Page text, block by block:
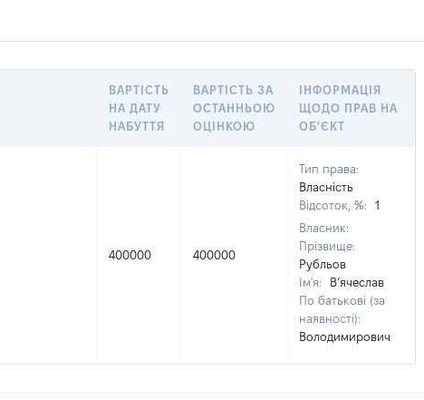
ВАРТІСТЬ
НА ДАТУ
НАБУТТЯ
ВАРТІСТЬ ЗА
ОСТАННЬОЮ
ОЦІНКОЮ
ІНФОРМАЦІЯ
ЩОДО ПРАВ НА
ОБ'ЄКТ
400000 400000
Тип права:
Власність
Відсоток, %:
1
Власник:
Прізвище:
Рубльов
Ім'я:
В’ячеслав
По батькові (за
наявності):
Володимирович